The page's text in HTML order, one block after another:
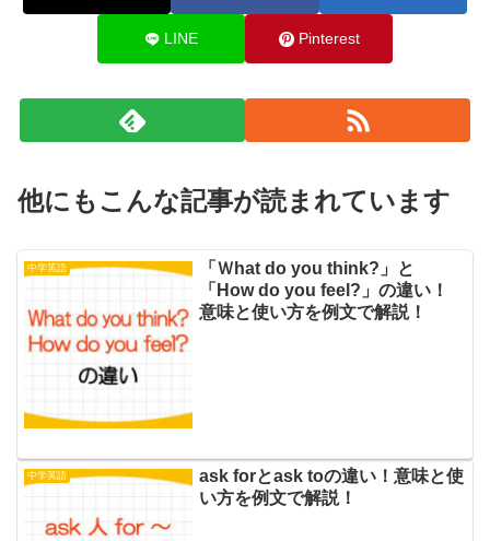
LINE Pinterest
他にもこんな記事が読まれています
中学英語
「Ｗhat do you think?」と
「How do you feel?」の違い！
意味と使い方を例文で解説！
中学英語
ask forとask toの違い！意味と使
い方を例文で解説！